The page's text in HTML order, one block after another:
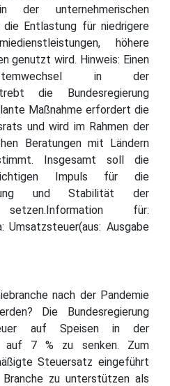
unternehmerischen
Entlastung für niedrigere
höhere
genutzt wird. Hinweis: Einen
in der
die Bundesregierung
Maßnahme erfordert die
und wird im Rahmen der
Beratungen mit Ländern
Insgesamt soll die
Impuls für die
und Stabilität der
setzen.Information für:
Umsatzsteuer(aus: Ausgabe
nach der Pandemie
Die Bundesregierung
auf Speisen in der
auf 7 % zu senken. Zum
Steuersatz eingeführt
zu unterstützen als